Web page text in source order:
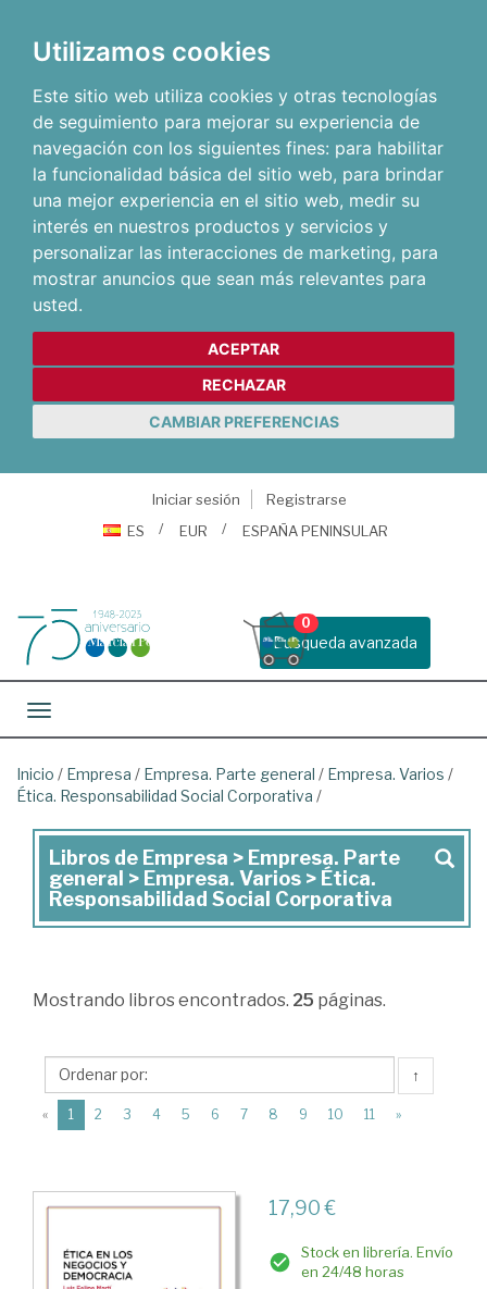
Utilizamos cookies
Este sitio web utiliza cookies y otras tecnologías
de seguimiento para mejorar su experiencia de
navegación con los siguientes fines: para habilitar
la funcionalidad básica del sitio web, para brindar
una mejor experiencia en el sitio web, medir su
interés en nuestros productos y servicios y
personalizar las interacciones de marketing, para
mostrar anuncios que sean más relevantes para
usted.
ACEPTAR
RECHAZAR
CAMBIAR PREFERENCIAS
Iniciar sesión
Registrarse
ES
EUR ESPAÑA PENINSULAR
Busqueda avanzada
0
Toggle navigation
Inicio / Empresa / Empresa. Parte general / Empresa. Varios /
Ética. Responsabilidad Social Corporativa /
Libros
de
Empresa
Empresa.
general
>
Empresa.
>
Responsabilidad
Libros de Empresa > Empresa. Parte
general > Empresa. Varios > Ética.
Responsabilidad Social Corporativa
Mostrando libros encontrados. 25 páginas.
↑
« 1 (current)
2 3 4 5 6 7 8 9 10 11 »
17,90 €
Stock en librería. Envío
en 24/48 horas